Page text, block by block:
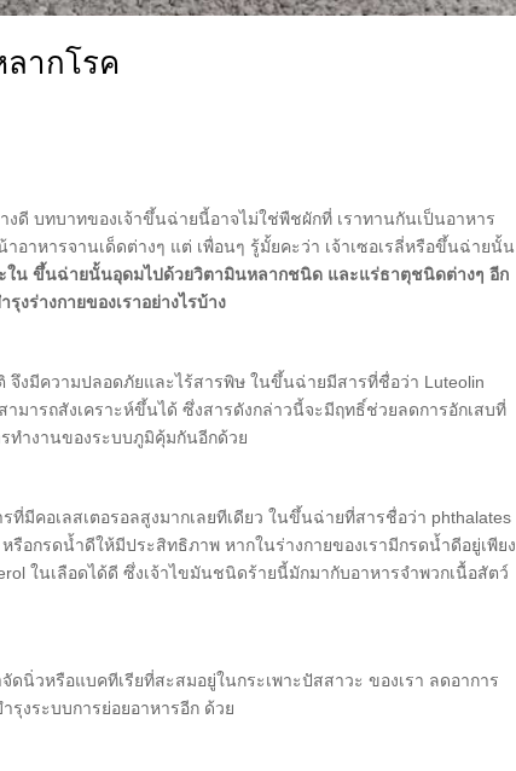
ากโรค
ดี บทบาทของเจ้าขึ้นฉ่ายนี้อาจไม่ใช่พืชผักที่ เราทานกันเป็นอาหาร
าหารจานเด็ดต่างๆ แต่ เพื่อนๆ รู้มั้ยคะว่า เจ้าเซอเรลี่หรือขึ้นฉ่ายนั้น
ะใน ขึ้นฉ่ายนั้นอุดมไปด้วยวิตามินหลากชนิด และแร่ธาตุชนิดต่างๆ อีก
งร่างกายของเราอย่างไรบ้าง
จึงมีความปลอดภัยและไร้สารพิษ ในขึ้นฉ่ายมีสารที่ชื่อว่า Luteolin
มารถสังเคราะห์ขึ้นได้ ซึ่งสารดังกล่าวนี้จะมีฤทธิ์ช่วยลดการอักเสบที่
ทำงานของระบบภูมิคุ้มกันอีกด้วย
คอเลสเตอรอลสูงมากเลยทีเดียว ในขึ้นฉ่ายที่สารชื่อว่า phthalates
อกรดน้ำดีให้มีประสิทธิภาพ หากในร่างกายของเรามีกรดน้ำดีอยู่เพียง
ในเลือดได้ดี ซึ่งเจ้าไขมันชนิดร้ายนี้มักมากับอาหารจำพวกเนื้อสัตว์
นิ่วหรือแบคทีเรียที่สะสมอยู่ในกระเพาะปัสสาวะ ของเรา ลดอาการ
รุงระบบการย่อยอาหารอีก ด้วย